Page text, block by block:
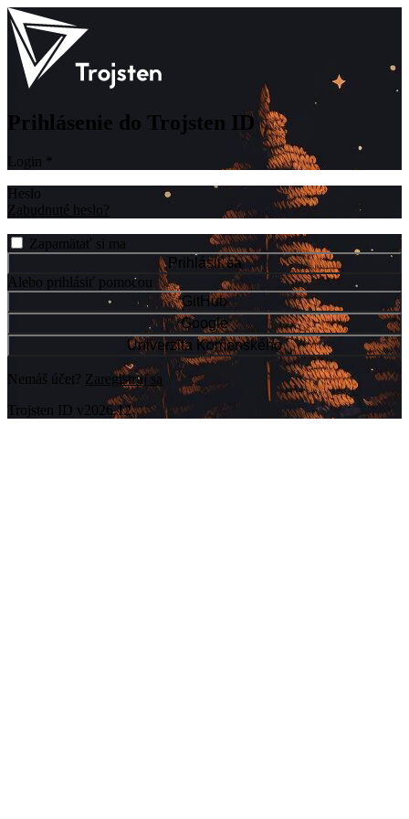
Prihlásenie do Trojsten ID
Login
Heslo
Zabudnuté heslo?
Zapamätať si ma
Prihlásiť sa
Alebo prihlásiť pomocou
GitHub
Google
Univerzita Komenského
Nemáš účet? Zaregistruj sa
Trojsten ID v2026.12